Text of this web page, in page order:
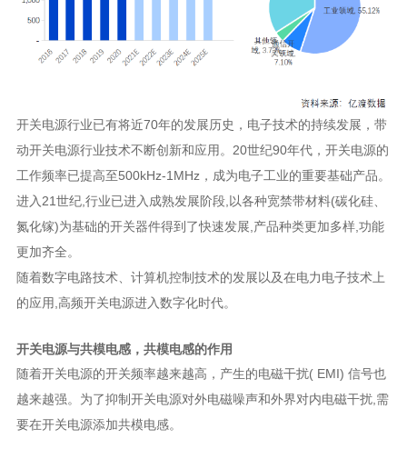
更加齐全。
的应用,高频开关电源进入数字化时代。
开关电源与共模电感，共模电感的作用
要在开关电源添加共模电感。